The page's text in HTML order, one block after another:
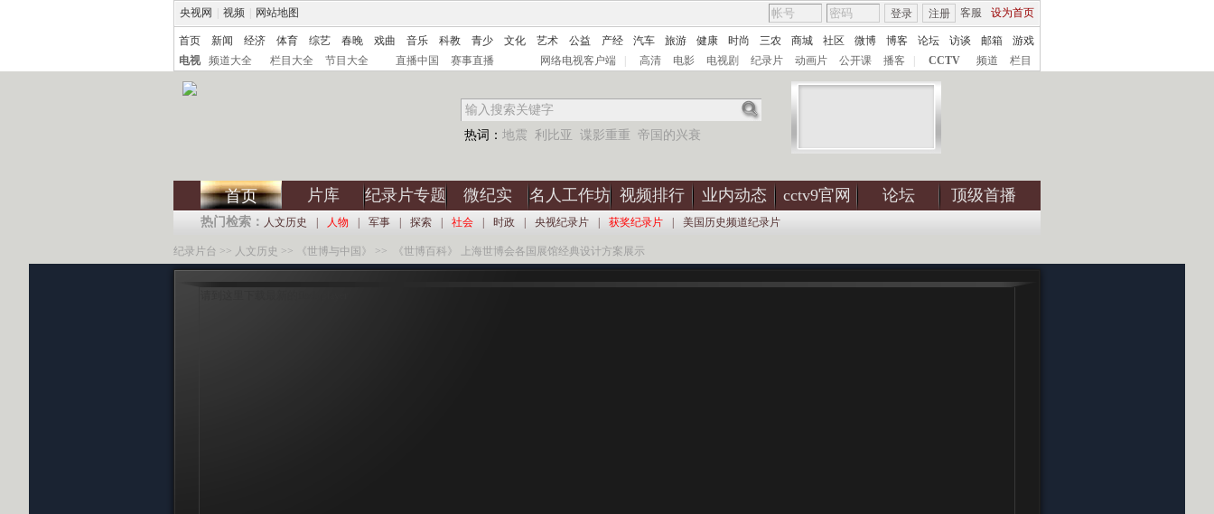
央视网 视频 网站地图 客服 设为首页
登录 注册
首页 新闻 经济 体育 综艺 春晚 戏曲 音乐 科教 青少 文化 艺术 公益 产经 汽车 旅游 健康 时尚 三农 商城 社区 微博 博客 论坛 访谈 邮箱
游戏
电视
频道大全 栏目大全 节目大全 直播中国 赛事直播 网络电视客户端 高清 电影 电视剧 纪录片 动画片 公开课 播客 CCTV 频道 栏目
热词： 地震 利比亚 谍影重重 帝国的兴衰
首页 片库 纪录片专题 微纪实 名人工作坊 视频排行 业内动态 cctv9官网 论坛 顶级首播
热门检索： 人文历史 人物 军事 探索 社会 时政 央视纪录片 获奖纪录片 美国历史频道纪录片
纪录片台 >> 人文历史 >> 《世博与中国》 >> 《世博百科》 上海世博会各国展馆经典设计方案展示